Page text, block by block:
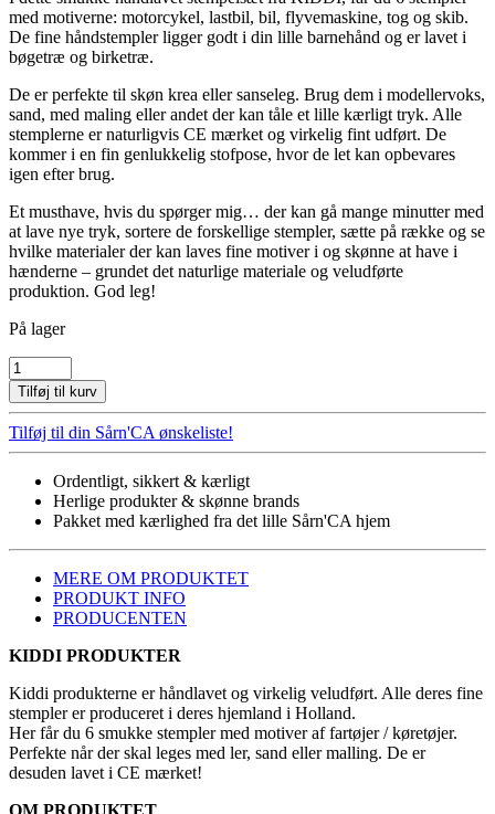
med motiverne: motorcykel, lastbil, bil, flyvemaskine, tog og skib.
De fine håndstempler ligger godt i din lille barnehånd og er lavet i
bøgetræ og birketræ.
De er perfekte til skøn krea eller sanseleg. Brug dem i modellervoks,
sand, med maling eller andet der kan tåle et lille kærligt tryk. Alle
stemplerne er naturligvis CE mærket og virkelig fint udført. De
kommer i en fin genlukkelig stofpose, hvor de let kan opbevares
igen efter brug.
Et musthave, hvis du spørger mig… der kan gå mange minutter med
at lave nye tryk, sortere de forskellige stempler, sætte på række og se
hvilke materialer der kan laves fine motiver i og skønne at have i
hænderne – grundet det naturlige materiale og veludførte
produktion. God leg!
På lager
KØRETØJER
-
stempler
6
stk.
Tilføj til kurv
Tilføj til din Sårn'CA ønskeliste!
Ordentligt, sikkert & kærligt
Herlige produkter & skønne brands
Pakket med kærlighed fra det lille Sårn'CA hjem
MERE OM PRODUKTET
PRODUKT INFO
PRODUCENTEN
KIDDI PRODUKTER
Kiddi produkterne er håndlavet og virkelig veludført. Alle deres fine
stempler er produceret i deres hjemland i Holland.
Her får du 6 smukke stempler med motiver af fartøjer / køretøjer.
Perfekte når der skal leges med ler, sand eller malling. De er
desuden lavet i CE mærket!